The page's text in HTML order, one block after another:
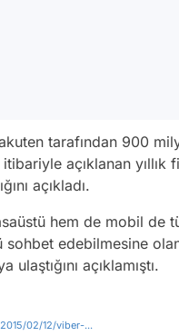
tarafından 900
itibariyle açıklanan
açıkladı.
hem de mobil
sohbet edebilmesine
ulaştığını açıklamıştı.
02/12/viber-...